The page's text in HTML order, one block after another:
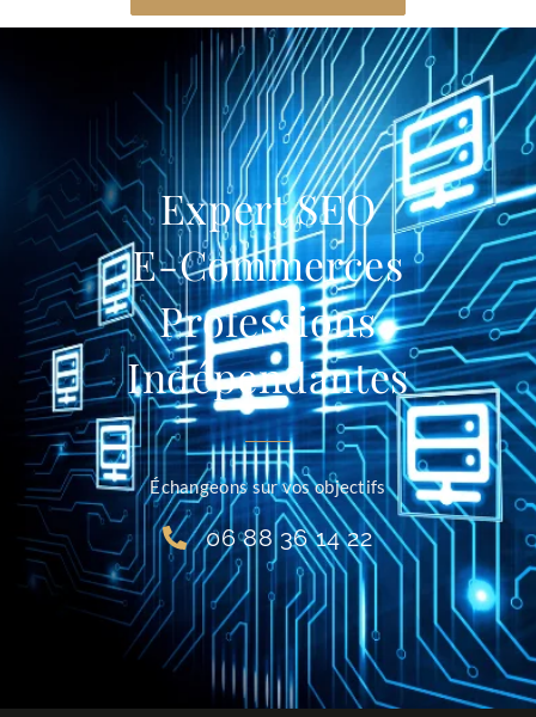
Expert SEO
E-Commerces
Professions
Indépendantes
Échangeons sur vos objectifs
06 88 36 14 22